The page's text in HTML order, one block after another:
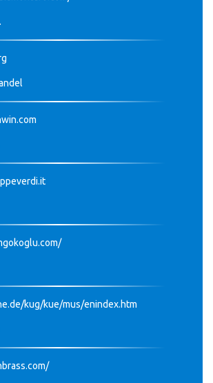
kug/kue/mus/enindex.htm